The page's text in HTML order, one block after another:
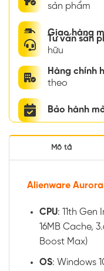
sản phẩm
Giao hàng
Tư vấn sản
hữu
Hàng chính
theo
Bảo hành
Mô tả
Alienware
CPU: 11th Gen
16MB Cache,
Boost Max)
OS: Windows